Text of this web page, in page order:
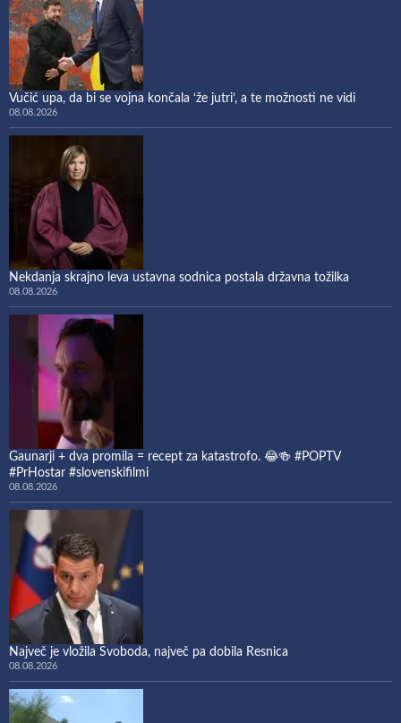
Vučić upa, da bi se vojna končala ‘že jutri’, a te možnosti ne vidi
08.08.2026
Nekdanja skrajno leva ustavna sodnica postala državna tožilka
08.08.2026
Gaunarji + dva promila = recept za katastrofo. 😂🍻 #POPTV
#PrHostar #slovenskifilmi
08.08.2026
Največ je vložila Svoboda, največ pa dobila Resnica
08.08.2026